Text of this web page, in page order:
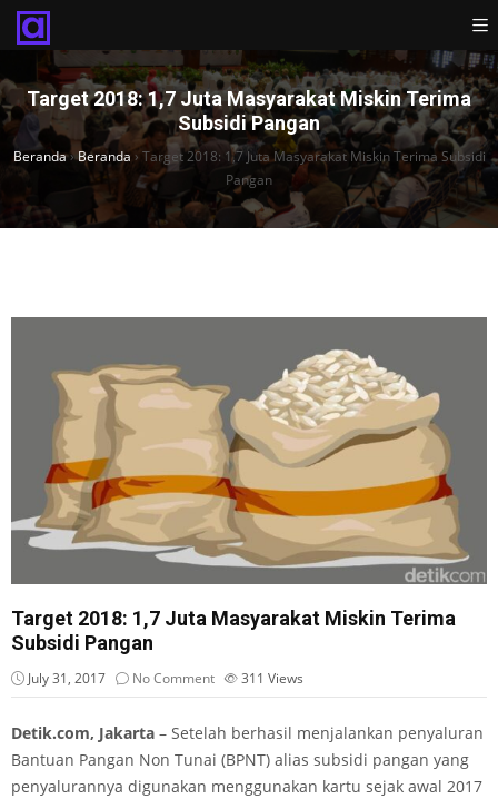
Target 2018: 1,7 Juta Masyarakat Miskin Terima
Subsidi Pangan
Beranda›Beranda› Target 2018: 1,7 Juta Masyarakat Miskin Terima Subsidi
Pangan
Target 2018: 1,7 Juta Masyarakat Miskin Terima
Subsidi Pangan
July 31, 2017 No Comment 311 Views
Detik.com, Jakarta – Setelah berhasil menjalankan penyaluran
Bantuan Pangan Non Tunai (BPNT) alias subsidi pangan yang
penyalurannya digunakan menggunakan kartu sejak awal 2017